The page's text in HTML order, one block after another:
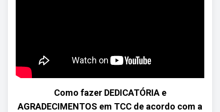
Como fazer DEDICATÓRIA e
AGRADECIMENTOS em TCC de acordo com a